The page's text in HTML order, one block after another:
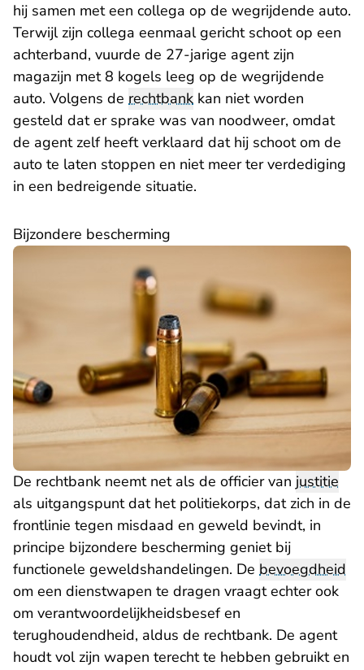
hij samen met een collega op de wegrijdende auto.
Terwijl zijn collega eenmaal gericht schoot op een
achterband, vuurde de 27-jarige agent zijn
magazijn met 8 kogels leeg op de wegrijdende
auto. Volgens de rechtbank kan niet worden
gesteld dat er sprake was van noodweer, omdat
de agent zelf heeft verklaard dat hij schoot om de
auto te laten stoppen en niet meer ter verdediging
in een bedreigende situatie.
Bijzondere bescherming
De rechtbank neemt net als de officier van justitie
als uitgangspunt dat het politiekorps, dat zich in de
frontlinie tegen misdaad en geweld bevindt, in
principe bijzondere bescherming geniet bij
functionele geweldshandelingen. De bevoegdheid
om een dienstwapen te dragen vraagt echter ook
om verantwoordelijkheidsbesef en
terughoudendheid, aldus de rechtbank. De agent
houdt vol zijn wapen terecht te hebben gebruikt en